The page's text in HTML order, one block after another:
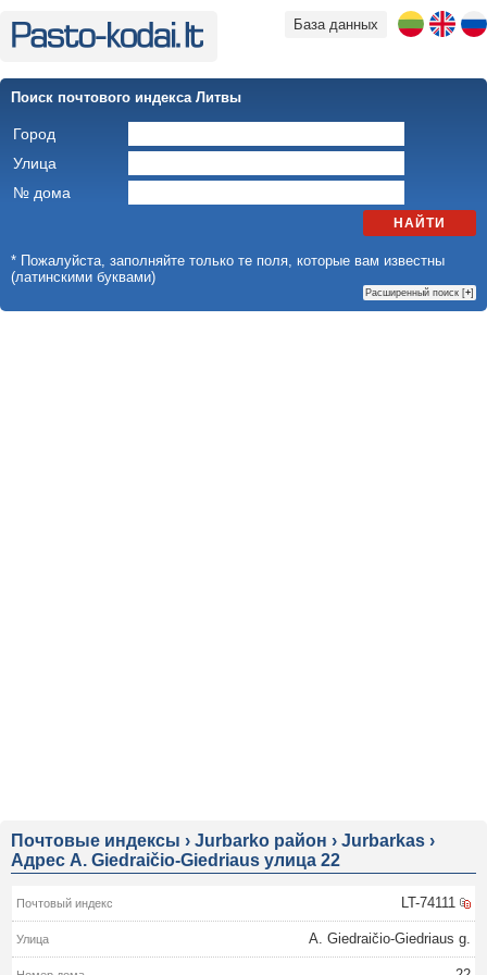
База данных
Поиск почтового индекса Литвы
Город
Улица
№ дома
НАЙТИ
* Пожалуйста, заполняйте только те поля, которые вам известны
(латинскими буквами)
Расширенный поиск [+]
Почтовые индексы › Jurbarko район › Jurbarkas ›
Адрес A. Giedraičio-Giedriaus улица 22
LT-74111
A. Giedraičio-Giedriaus g.